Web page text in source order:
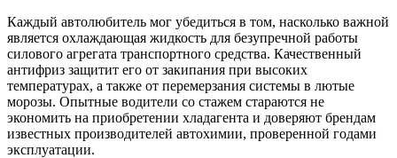
Каждый автолюбитель мог убедиться в том, насколько важной
является охлаждающая жидкость для безупречной работы
силового агрегата транспортного средства. Качественный
антифриз защитит его от закипания при высоких
температурах, а также от перемерзания системы в лютые
морозы. Опытные водители со стажем стараются не
экономить на приобретении хладагента и доверяют брендам
известных производителей автохимии, проверенной годами
эксплуатации.